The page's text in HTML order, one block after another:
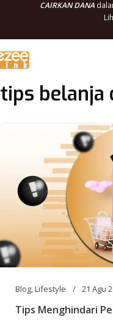
CAIRKAN DANA
tips belanja
Blog,Lifestyle 21 Agu
Tips Menghindari